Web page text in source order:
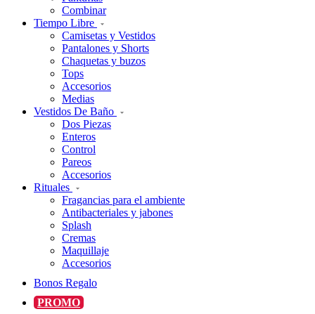
Combinar
Tiempo Libre
Camisetas y Vestidos
Pantalones y Shorts
Chaquetas y buzos
Tops
Accesorios
Medias
Vestidos De Baño
Dos Piezas
Enteros
Control
Pareos
Accesorios
Rituales
Fragancias para el ambiente
Antibacteriales y jabones
Splash
Cremas
Maquillaje
Accesorios
Bonos Regalo
PROMO